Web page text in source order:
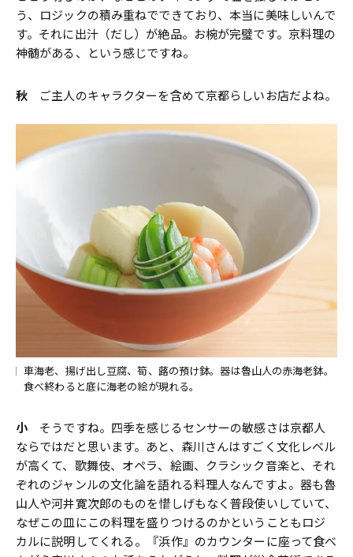
う、ロジックの積み重ねでできており、本当に美味しいんで
す。それに出汁（だし）が絶品。お椀が完璧です。京料理の
神髄がある、という感じですね。
秋 ご主人のキャラクターを含めて京都らしいお店だよね。
車海老、揚げ出し豆腐、筍、蕗の預け鉢。器は魯山人の赤海老鉢。
食べ終わると底に海老の絵が現れる。
小 そうですね。四季を感じるセンサーの敏感さは京都人
ならではだと思います。あと、森川さんはすごく文化レベル
が高くて、歌舞伎、オペラ、絵画、クラシック音楽と、それ
ぞれのジャンルの文化論を語れる料理人なんですよ。器も魯
山人や河井寛次郎のものを惜しげもなく普段使いしていて、
なぜこの皿にこの料理を盛りつけるのかということもロジ
カルに説明してくれる。『浜作』のカウンターに座って食べ